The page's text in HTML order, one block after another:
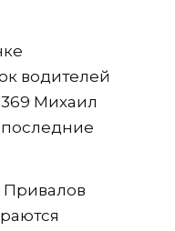
водителей
Михаил
Привалов